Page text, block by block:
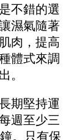
不錯的選
濕氣隨著
肉，提高
體式來調
。
期堅持運
週至少三
。只有保